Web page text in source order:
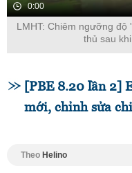
0:00
LMHT: Chiêm ngưỡng độ
thủ sau
[PBE 8.20 lần 2]
mới, chỉnh sửa
Theo Helino